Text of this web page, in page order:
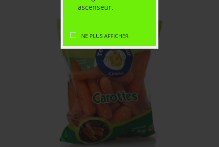
ascenseur.
NE PLUS AFFICHER